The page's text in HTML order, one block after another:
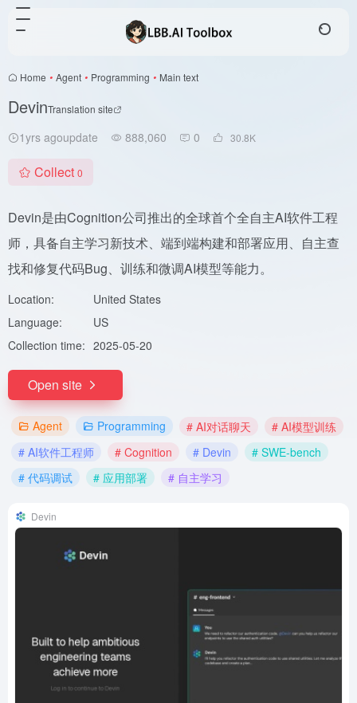
Home • Agent • Programming • Main text
DevinTranslation site
1yrs agoupdate 888,060 0 30.8K
Collect 0
Devin是由Cognition公司推出的全球首个全自主AI软件工程
师，具备自主学习新技术、端到端构建和部署应用、自主查
找和修复代码Bug、训练和微调AI模型等能力。
Location:
United States
Language:
US
Collection time: 2025-05-20
Open site
Agent Programming # AI对话聊天
# AI模型训练
# AI软件工程师
# Cognition # Devin
# SWE-bench
# 代码调试
# 应用部署 # 自主学习
Devin